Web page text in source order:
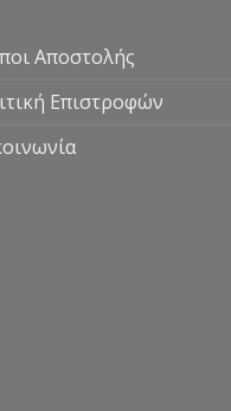
Αποστολής
Επιστροφών